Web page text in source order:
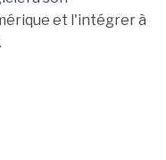
et l'intégrer à